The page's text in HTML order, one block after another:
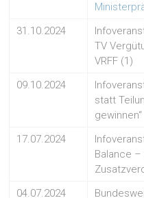
31.10.2024
TV
VRFF (1)
09.10.2024
statt
gewinnen“
17.07.2024
Balance
04.07.2024